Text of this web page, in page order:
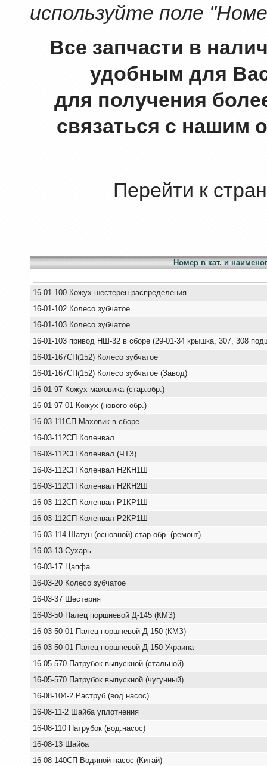
используйте поле
Все запчасти в
удобным для
для получения
связаться с нашим
Перейти к
Номер в кат. и
16-01-100 Кожух шестерен распределения
16-01-102 Колесо зубчатое
16-01-103 Колесо зубчатое
16-01-103 привод НШ-32 в сборе (29-01-34 крышка, 307, 308
16-01-167СП(152) Колесо зубчатое
16-01-167СП(152) Колесо зубчатое (Завод)
16-01-97 Кожух маховика (стар.обр.)
16-01-97-01 Кожух (нового обр.)
16-03-111СП Маховик в сборе
16-03-112СП Коленвал
16-03-112СП Коленвал (ЧТЗ)
16-03-112СП Коленвал Н2КН1Ш
16-03-112СП Коленвал Н2КН2Ш
16-03-112СП Коленвал Р1КР1Ш
16-03-112СП Коленвал Р2КР1Ш
16-03-114 Шатун (основной) стар.обр. (ремонт)
16-03-13 Сухарь
16-03-17 Цапфа
16-03-20 Колесо зубчатое
16-03-37 Шестерня
16-03-50 Палец поршневой Д-145 (КМЗ)
16-03-50-01 Палец поршневой Д-150 (КМЗ)
16-03-50-01 Палец поршневой Д-150 Украина
16-05-570 Патрубок выпускной (стальной)
16-05-570 Патрубок выпускной (чугунный)
16-08-104-2 Раструб (вод.насос)
16-08-11-2 Шайба уплотнения
16-08-110 Патрубок (вод.насос)
16-08-13 Шайба
16-08-140СП Водяной насос (Китай)